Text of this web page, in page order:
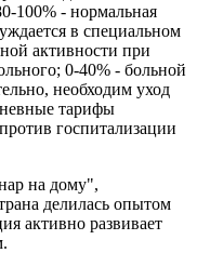
100% - нормальная
в специальном
активности при
0-40% - больной
необходим уход
тарифы
госпитализации
на дому",
делилась опытом
активно развивает